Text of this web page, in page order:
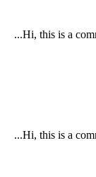
Hi, this is a
Hi, this is a